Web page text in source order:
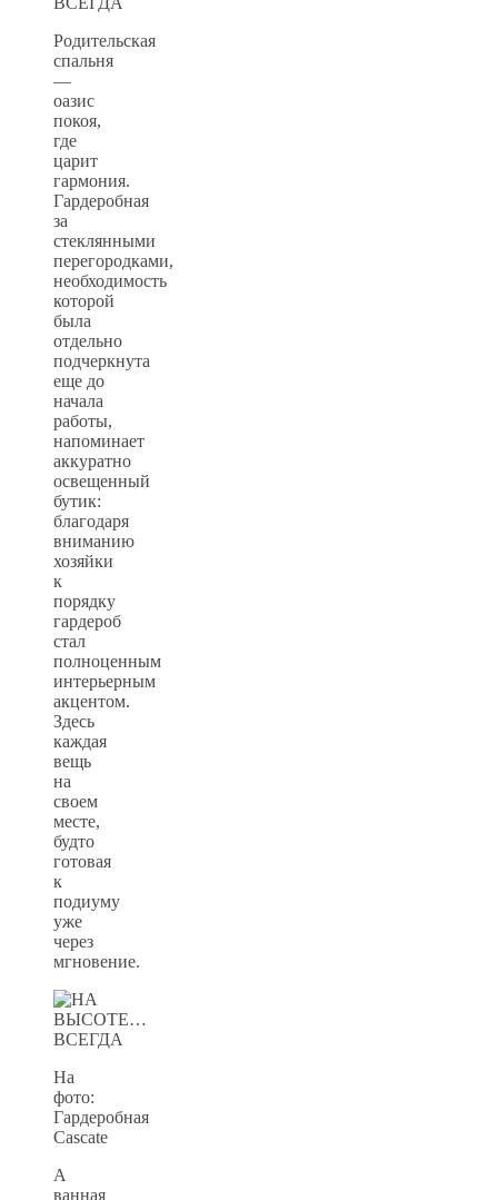
Родительская
спальня
—
оазис
покоя,
где
царит
гармония.
Гардеробная
за
стеклянными
перегородками,
необходимость
которой
была
отдельно
подчеркнута
еще до
начала
работы,
напоминает
аккуратно
освещенный
бутик:
благодаря
вниманию
хозяйки
к
порядку
гардероб
стал
полноценным
интерьерным
акцентом.
Здесь
каждая
вещь
на
своем
месте,
будто
готовая
к
подиуму
уже
через
мгновение.
На
фото:
Гардеробная
Cascate
А
ванная